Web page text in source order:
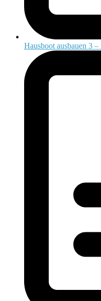
Hausboot ausbauen 3